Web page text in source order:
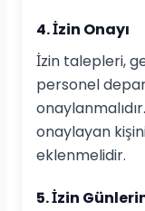
4. İzin Onayı
İzin talepleri,
personel
onaylayan
eklenmelidir.
5. İzin